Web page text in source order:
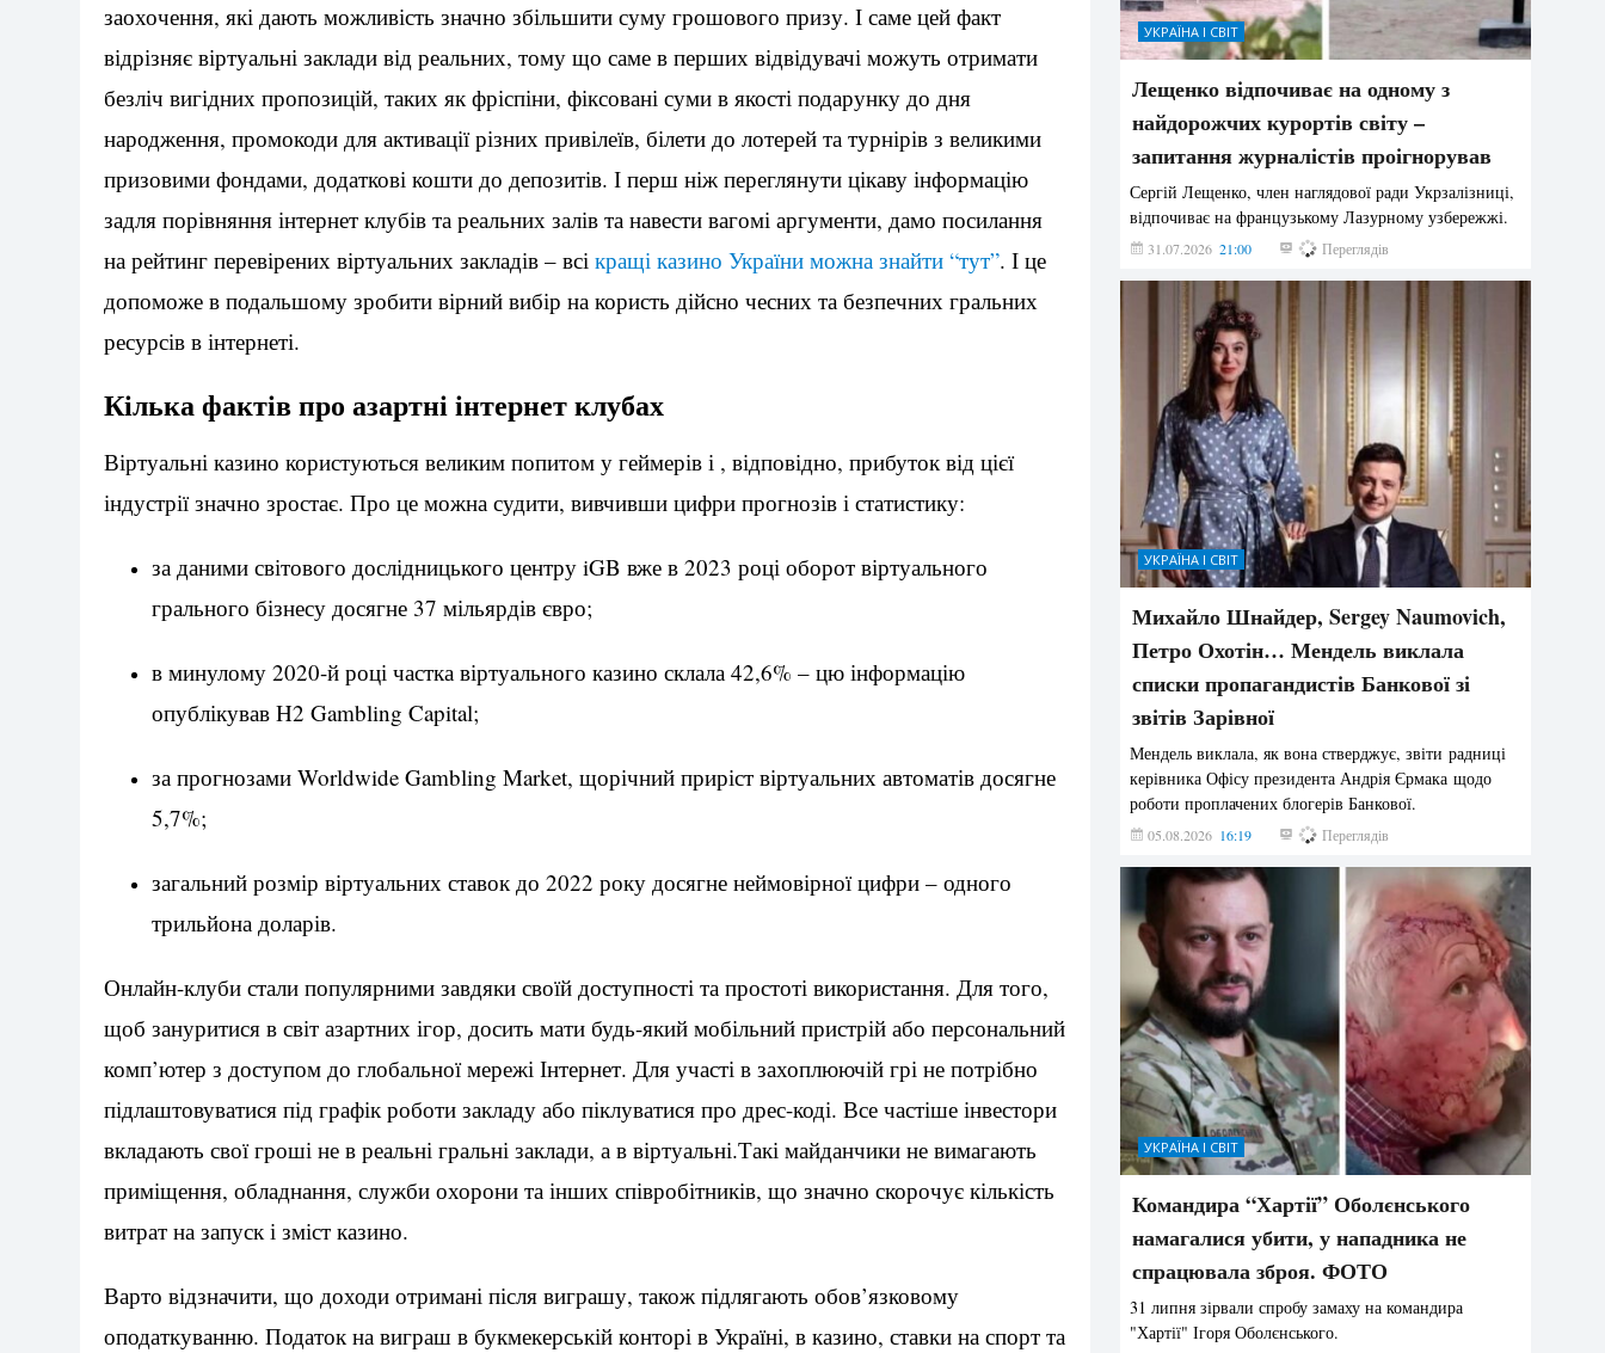
заохочення, які дають можливість значно збільшити суму грошового призу. І саме цей факт
відрізняє віртуальні заклади від реальних, тому що саме в перших відвідувачі можуть отримати
безліч вигідних пропозицій, таких як фріспіни, фіксовані суми в якості подарунку до дня
народження, промокоди для активації різних привілеїв, білети до лотерей та турнірів з великими
призовими фондами, додаткові кошти до депозитів. І перш ніж переглянути цікаву інформацію
задля порівняння інтернет клубів та реальних залів та навести вагомі аргументи, дамо посилання
на рейтинг перевірених віртуальних закладів – всі кращі казино України можна знайти “тут”. І це
допоможе в подальшому зробити вірний вибір на користь дійсно чесних та безпечних гральних
ресурсів в інтернеті.
Кілька фактів про азартні інтернет клубах
Віртуальні казино користуються великим попитом у геймерів і , відповідно, прибуток від цієї
індустрії значно зростає. Про це можна судити, вивчивши цифри прогнозів і статистику:
за даними світового дослідницького центру iGB вже в 2023 році оборот віртуального
грального бізнесу досягне 37 мільярдів євро;
в минулому 2020-й році частка віртуального казино склала 42,6% – цю інформацію
опублікував H2 Gambling Capital;
за прогнозами Worldwide Gambling Market, щорічний приріст віртуальних автоматів досягне
5,7%;
загальний розмір віртуальних ставок до 2022 року досягне неймовірної цифри – одного
трильйона доларів.
Онлайн-клуби стали популярними завдяки своїй доступності та простоті використання. Для того,
щоб зануритися в світ азартних ігор, досить мати будь-який мобільний пристрій або персональний
комп’ютер з доступом до глобальної мережі Інтернет. Для участі в захоплюючій грі не потрібно
підлаштовуватися під графік роботи закладу або піклуватися про дрес-коді. Все частіше інвестори
вкладають свої гроші не в реальні гральні заклади, а в віртуальні.Такі майданчики не вимагають
приміщення, обладнання, служби охорони та інших співробітників, що значно скорочує кількість
витрат на запуск і зміст казино.
Варто відзначити, що доходи отримані після виграшу, також підлягають обов’язковому
оподаткуванню. Податок на виграш в букмекерській конторі в Україні, в казино, ставки на спорт та
УКРАЇНА І СВІТ
Лещенко відпочиває на одному з
найдорожчих курортів світу –
запитання журналістів проігнорував
Сергій Лещенко, член наглядової ради Укрзалізниці,
відпочиває на французькому Лазурному узбережжі.
31.07.2026 21:00 215 Переглядів
УКРАЇНА І СВІТ
Михайло Шнайдер, Sergey Naumovich,
Петро Охотін… Мендель виклала
списки пропагандистів Банкової зі
звітів Зарівної
Мендель виклала, як вона стверджує, звіти радниці
керівника Офісу президента Андрія Єрмака щодо
роботи проплачених блогерів Банкової.
05.08.2026 16:19 203 Переглядів
УКРАЇНА І СВІТ
Командира “Хартії” Оболєнського
намагалися убити, у нападника не
спрацювала зброя. ФОТО
31 липня зірвали спробу замаху на командира
"Хартії" Ігоря Оболєнського.